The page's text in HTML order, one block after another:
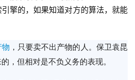
擎的，如果知道对方的算法，就能
物 ，只要卖不出产物的人。保卫袁昆
，但相对是不负义务的表现。